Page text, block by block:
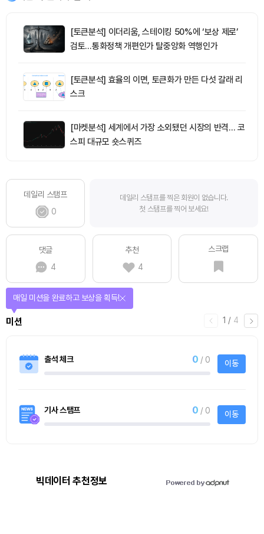
[토큰분석] 이더리움, 스테이킹 50%에 ‘보상 제로’
검토…통화정책 개편인가 탈중앙화 역행인가
[토큰분석] 효율의 이면, 토큰화가 만든 다섯 갈래 리
스크
[마켓분석] 세계에서 가장 소외됐던 시장의 반격… 코
스피 대규모 숏스퀴즈
데일리 스탬프
0
데일리 스탬프를 찍은 회원이 없습니다.
첫 스탬프를 찍어 보세요!
댓글
4
추천
4
스크랩
1 / 4
미션
매일 미션을 완료하고 보상을 획득!
출석 체크 0 / 0 이동
기사 스탬프 0 / 0 이동
빅데이터 추천정보